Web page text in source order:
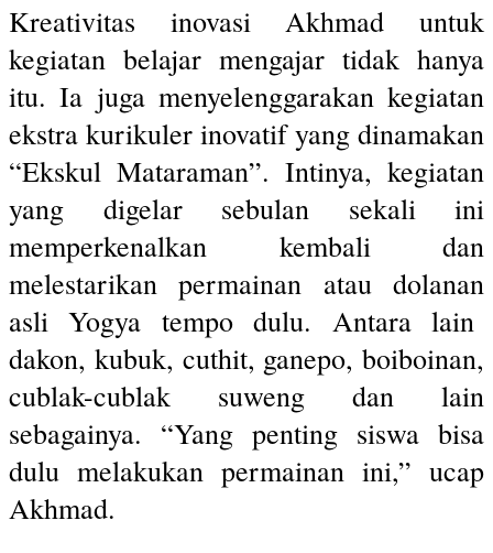
Kreativitas inovasi Akhmad untuk
kegiatan belajar mengajar tidak hanya
itu. Ia juga menyelenggarakan kegiatan
ekstra kurikuler inovatif yang dinamakan
“Ekskul Mataraman”. Intinya, kegiatan
yang digelar sebulan sekali ini
memperkenalkan kembali dan
melestarikan permainan atau dolanan
asli Yogya tempo dulu. Antara lain
dakon, kubuk, cuthit, ganepo, boiboinan,
cublak-cublak suweng dan lain
sebagainya. “Yang penting siswa bisa
dulu melakukan permainan ini,” ucap
Akhmad.